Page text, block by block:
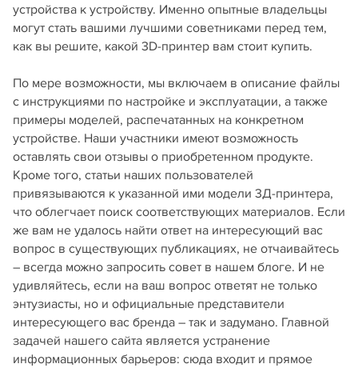
устройства к устройству. Именно опытные владельцы
могут стать вашими лучшими советниками перед тем,
как вы решите, какой 3D-принтер вам стоит купить.
По мере возможности, мы включаем в описание файлы
с инструкциями по настройке и эксплуатации, а также
примеры моделей, распечатанных на конкретном
устройстве. Наши участники имеют возможность
оставлять свои отзывы о приобретенном продукте.
Кроме того, статьи наших пользователей
привязываются к указанной ими модели 3Д-принтера,
что облегчает поиск соответствующих материалов. Если
же вам не удалось найти ответ на интересующий вас
вопрос в существующих публикациях, не отчаивайтесь
– всегда можно запросить совет в нашем блоге. И не
удивляйтесь, если на ваш вопрос ответят не только
энтузиасты, но и официальные представители
интересующего вас бренда – так и задумано. Главной
задачей нашего сайта является устранение
информационных барьеров: сюда входит и прямое